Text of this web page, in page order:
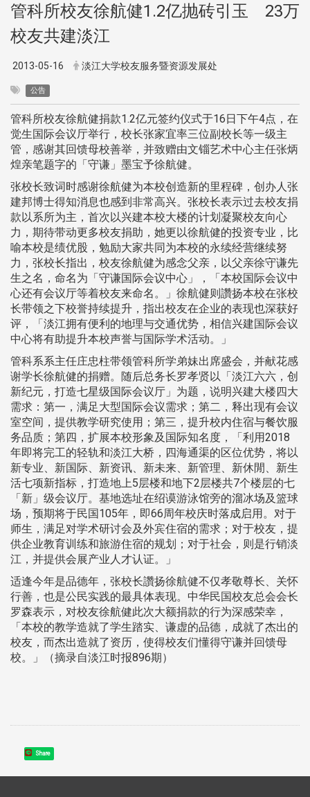
管科所校友徐航健1.2亿抛砖引玉 23万
校友共建淡江
2013-05-16 淡江大学校友服务暨资源发展处
公告
管科所校友徐航健捐款1.2亿元签约仪式于16日下午4点，在
觉生国际会议厅举行，校长张家宜率三位副校长等一级主
管，感谢其回馈母校善举，并致赠由文锱艺术中心主任张炳
煌亲笔题字的「守谦」墨宝予徐航健。
张校长致词时感谢徐航健为本校创造新的里程碑，创办人张
建邦博士得知消息也感到非常高兴。张校长表示过去校友捐
款以系所为主，首次以兴建本校大楼的计划凝聚校友向心
力，期待带动更多校友捐助，她更以徐航健的投资专业，比
喻本校是绩优股，勉励大家共同为本校的永续经营继续努
力，张校长指出，校友徐航健为感念父亲，以父亲徐守谦先
生之名，命名为「守谦国际会议中心」，「本校国际会议中
心还有会议厅等着校友来命名。」徐航健则讚扬本校在张校
长带领之下校誉持续提升，指出校友在企业的表现也深获好
评，「淡江拥有便利的地理与交通优势，相信兴建国际会议
中心将有助提升本校声誉与国际学术活动。」
管科系系主任庄忠柱带领管科所学弟妹出席盛会，并献花感
谢学长徐航健的捐赠。随后总务长罗孝贤以「淡江六六，创
新纪元，打造七星级国际会议厅」为题，说明兴建大楼四大
需求：第一，满足大型国际会议需求；第二，释出现有会议
室空间，提供教学研究使用；第三，提升校内住宿与餐饮服
务品质；第四，扩展本校形象及国际知名度，「利用2018
年即将完工的轻轨和淡江大桥，四海通渠的区位优势，将以
新专业、新国际、新资讯、新未来、新管理、新休閒、新生
活七项新指标，打造地上5层楼和地下2层楼共7个楼层的七
「新」级会议厅。基地选址在绍谟游泳馆旁的溜冰场及篮球
场，预期将于民国105年，即66周年校庆时落成启用。对于
师生，满足对学术研讨会及外宾住宿的需求；对于校友，提
供企业教育训练和旅游住宿的规划；对于社会，则是行销淡
江，并提供会展产业人才认证。」
适逢今年是品德年，张校长讚扬徐航健不仅孝敬尊长、关怀
行善，也是公民实践的最具体表现。中华民国校友总会会长
罗森表示，对校友徐航健此次大额捐款的行为深感荣幸，
「本校的教学造就了学生踏实、谦虚的品德，成就了杰出的
校友，而杰出造就了资历，使得校友们懂得守谦并回馈母
校。」（摘录自淡江时报896期）
Share